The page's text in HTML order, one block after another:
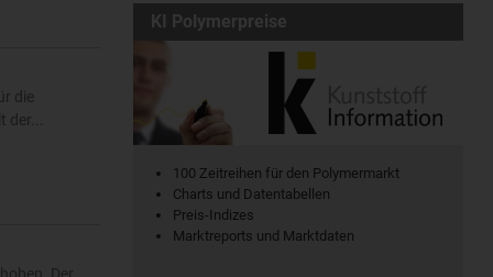
die
Der
KI Polymerpreise
100 Zeitreihen für den Polymermarkt
Charts und Datentabellen
Preis-Indizes
Marktreports und Marktdaten